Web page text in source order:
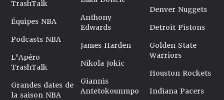
TrashTalk
Équipes NBA
Podcasts NBA
L'Apéro
TrashTalk
Grandes dates de
la saison NBA
Anthony
Edwards
James Harden
Nikola Jokic
Giannis
Antetokounmpo
Denver Nuggets
Detroit Pistons
Golden State
Warriors
Houston Rockets
Indiana Pacers